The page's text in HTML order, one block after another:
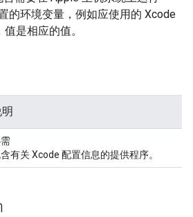
的环境变量，例如应使用的 Xcode
是相应的值。
有关 Xcode 配置信息的提供程序。